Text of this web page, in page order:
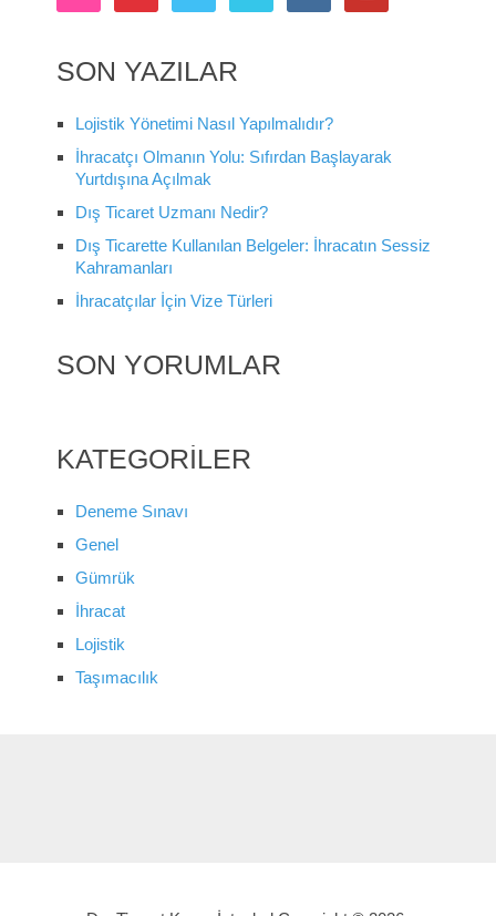
SON YAZILAR
Lojistik Yönetimi Nasıl Yapılmalıdır?
İhracatçı Olmanın Yolu: Sıfırdan Başlayarak
Yurtdışına Açılmak
Dış Ticaret Uzmanı Nedir?
Dış Ticarette Kullanılan Belgeler: İhracatın Sessiz
Kahramanları
İhracatçılar İçin Vize Türleri
SON YORUMLAR
KATEGORILER
Deneme Sınavı
Genel
Gümrük
İhracat
Lojistik
Taşımacılık